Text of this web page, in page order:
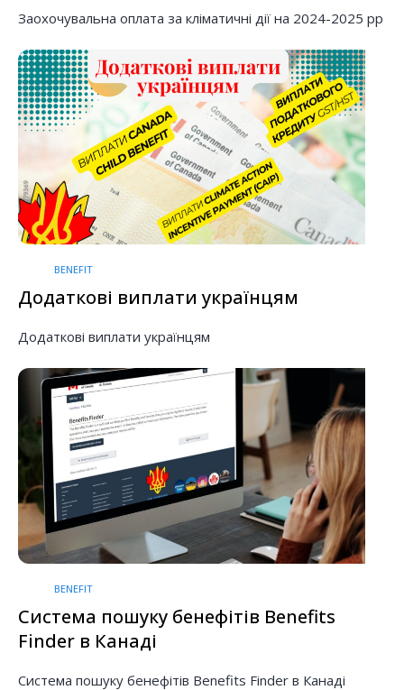
Заохочувальна оплата за кліматичні дії на 2024-2025 рр
BENEFIT
Додаткові виплати українцям
Додаткові виплати українцям
BENEFIT
Система пошуку бенефітів Benefits
Finder в Канаді
Система пошуку бенефітів Benefits Finder в Канаді